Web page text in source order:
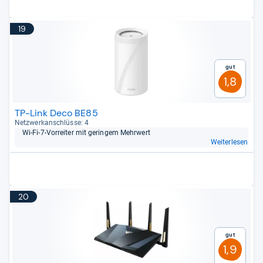
19
Gut
1,8
TP-Link Deco BE85
Netz­werk­an­schlüsse: 4
Wi-​Fi-​7-​Vor­rei­ter mit gerin­gem Mehr­wert
Weiterlesen
20
Gut
1,9